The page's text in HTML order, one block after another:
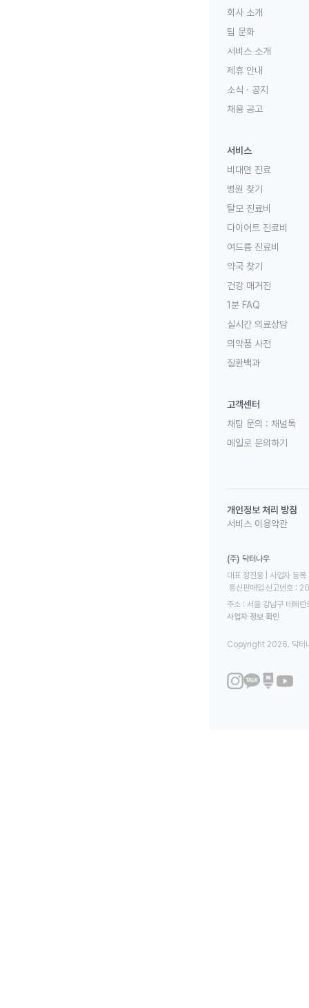
회사 소개
팀 문화
서비스 소개
제휴 안내
소식 · 공지
채용 공고
서비스
비대면 진료
병원 찾기
탈모 진료비
다이어트 진료비
여드름 진료비
약국 찾기
건강 매거진
1분 FAQ
실시간 의료상담
의약품 사전
질환백과
고객센터
채팅 문의 : 채널톡
메일로 문의하기
개인정보 처리 방침
서비스 이용약관
(주) 닥터나우
대표 정진웅 | 사업자
통신판매업 신고번호
주소 : 서울 강남구 테헤
사업자 정보 확인
Copyright 2026. 닥터